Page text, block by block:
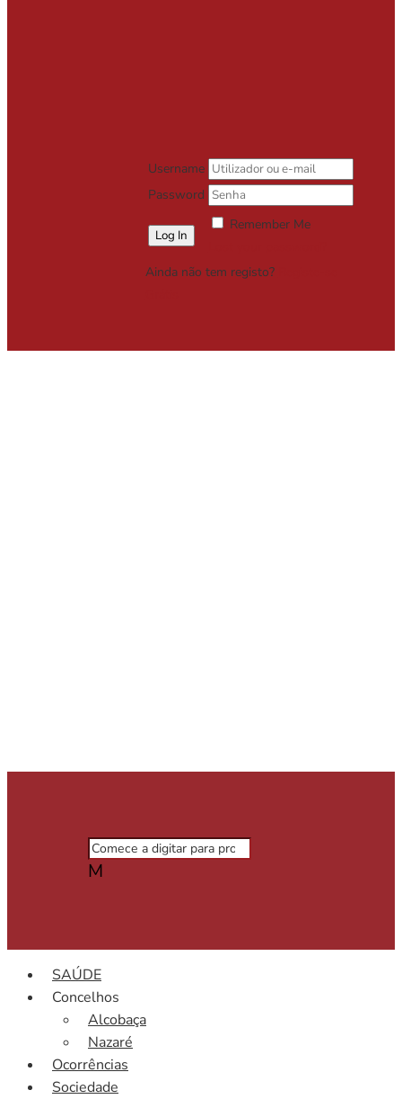
Username
Password
Remember Me
Ainda não tem registo?
M
SAÚDE
Concelhos
Alcobaça
Nazaré
Ocorrências
Sociedade